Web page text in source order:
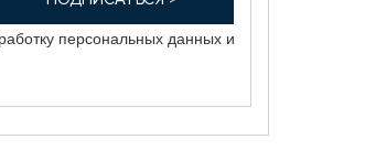
персональных данных и